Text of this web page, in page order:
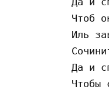
Чтoб
Иль
Дa и
Чтoбы